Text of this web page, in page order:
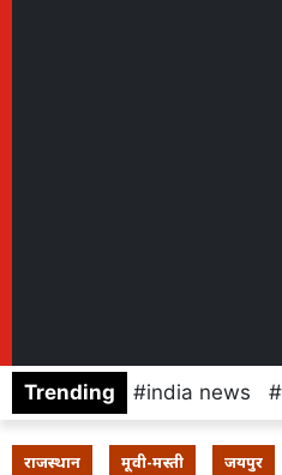
Trending india news
राजस्थान मूवी-मस्ती जयपुर